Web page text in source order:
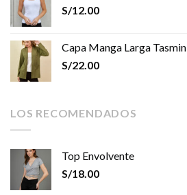
S/12.00
Capa Manga Larga Tasmin
S/22.00
LOS RECOMENDADOS
Top Envolvente
S/18.00